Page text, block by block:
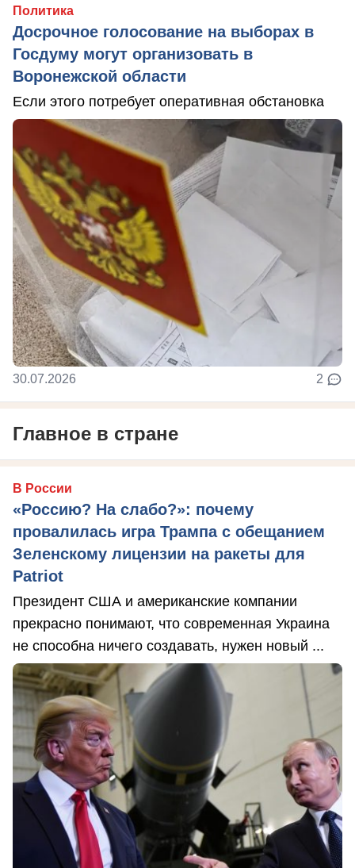
Политика
Досрочное голосование на выборах в
Госдуму могут организовать в
Воронежской области
Если этого потребует оперативная обстановка
30.07.2026 2
Главное в стране
В России
«Россию? На слабо?»: почему
провалилась игра Трампа с обещанием
Зеленскому лицензии на ракеты для
Patriot
Президент США и американские компании
прекрасно понимают, что современная Украина
не способна ничего создавать, нужен новый ...